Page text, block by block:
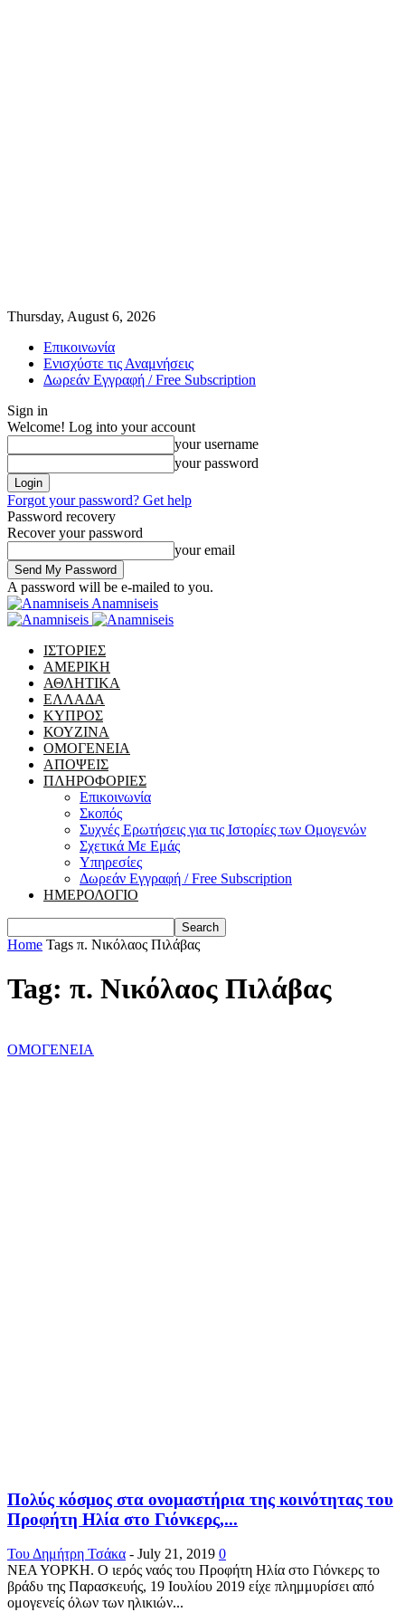
Thursday, August 6, 2026
Επικοινωνία
Ενισχύστε τις Αναμνήσεις
Δωρεάν Εγγραφή / Free Subscription
Sign in
Welcome! Log into your account
your username
your password
Forgot your password? Get help
Password recovery
Recover your password
your email
A password will be e-mailed to you.
Anamniseis
ΙΣΤΟΡΙΕΣ
ΑΜΕΡΙΚΗ
ΑΘΛΗΤΙΚΑ
ΕΛΛΑΔΑ
ΚΥΠΡΟΣ
ΚΟΥΖΙΝΑ
ΟΜΟΓΕΝΕΙΑ
ΑΠΟΨΕΙΣ
ΠΛΗΡΟΦΟΡΙΕΣ
Επικοινωνία
Σκοπός
Συχνές Ερωτήσεις για τις Ιστορίες των Ομογενών
Σχετικά Με Εμάς
Υπηρεσίες
Δωρεάν Εγγραφή / Free Subscription
ΗΜΕΡΟΛΟΓΙΟ
Home Tags π. Νικόλαος Πιλάβας
Tag: π. Νικόλαος Πιλάβας
ΟΜΟΓΕΝΕΙΑ
Πολύς κόσμος στα ονομαστήρια της κοινότητας του
Προφήτη Ηλία στο Γιόνκερς,...
Του Δημήτρη Τσάκα - July 21, 2019 0
ΝΕΑ ΥΟΡΚΗ. Ο ιερός ναός του Προφήτη Ηλία στο Γιόνκερς το
βράδυ της Παρασκευής, 19 Ιουλίου 2019 είχε πλημμυρίσει από
ομογενείς όλων των ηλικιών...